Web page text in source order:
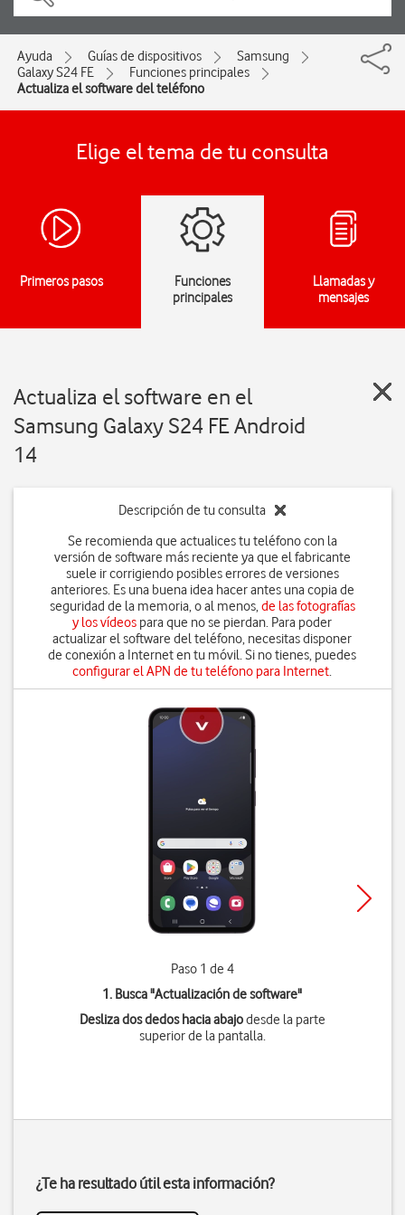
Ayuda Guías de dispositivos
Samsung
Galaxy S24 FE
Funciones principales
Actualiza el software del teléfono
Elige el tema de tu consulta
Primeros pasos
Funciones
principales
Llamadas y
mensajes
Actualiza el software en el
Samsung Galaxy S24 FE Android
14
Descripción de tu consulta
Se recomienda que actualices tu teléfono con la
versión de software más reciente ya que el fabricante
suele ir corrigiendo posibles errores de versiones
anteriores. Es una buena idea hacer antes una copia de
seguridad de la memoria, o al menos,de las fotografías
y los vídeos para que no se pierdan. Para poder
actualizar el software del teléfono, necesitas disponer
de conexión a Internet en tu móvil. Si no tienes, puedes
configurar el APN de tu teléfono para Internet.
Paso 1 de 4
1. Busca "Actualización de software"
Desliza dos dedos hacia abajodesde la parte
superior de la pantalla.
¿Te ha resultado útil esta información?